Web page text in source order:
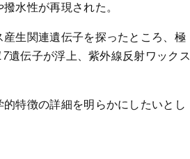
水性が再現された。
生関連遺伝子を探ったところ、極
遺伝子が浮上、紫外線反射ワックス
特徴の詳細を明らかにしたいとし